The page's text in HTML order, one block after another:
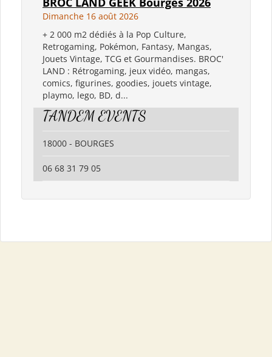
Dimanche 16 août 2026
+ 2 000 m2 dédiés à la Pop Culture,
Retrogaming, Pokémon, Fantasy, Mangas,
Jouets Vintage, TCG et Gourmandises. BROC'
LAND : Rétrogaming, jeux vidéo, mangas,
comics, figurines, goodies, jouets vintage,
playmo, lego, BD, d...
TANDEM EVENTS
18000 - BOURGES
06 68 31 79 05